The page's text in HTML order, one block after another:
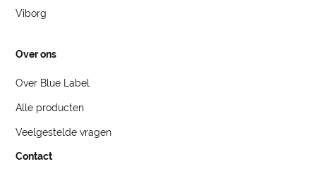
Viborg
Over ons
Over Blue Label
Alle producten
Veelgestelde vragen
Contact